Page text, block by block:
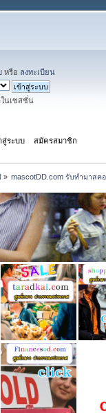
หรือ ลงทะเบียน
ในเซสชั่น
สู่ระบบ สมัครสมาชิก
» mascotDD.com รับทำมาสค